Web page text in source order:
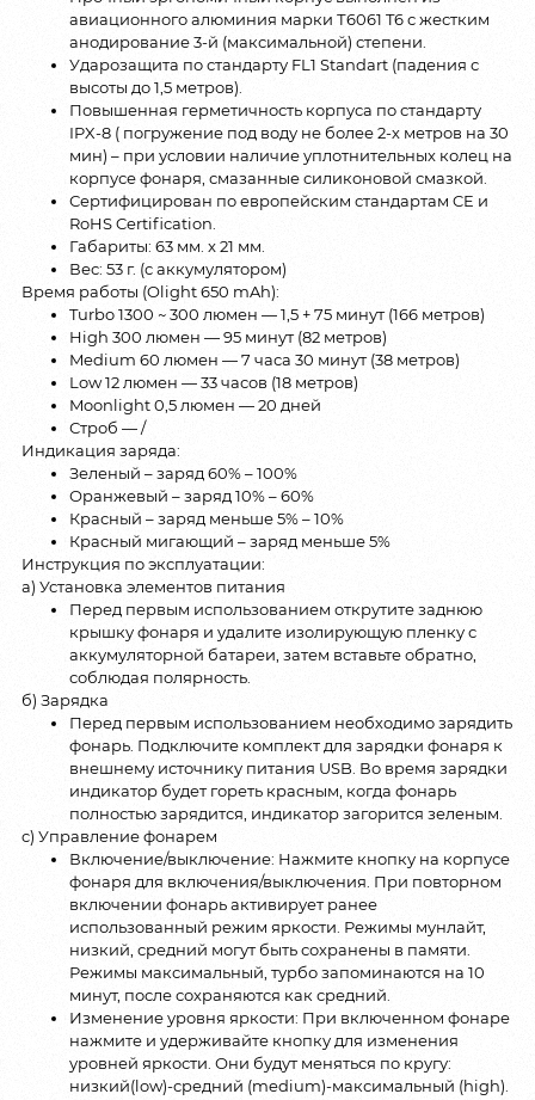
авиационного алюминия марки Т6061 T6 с жестким
анодирование 3-й (максимальной) степени.
Ударозащита по стандарту FL1 Standart (падения с
высоты до 1,5 метров).
Повышенная герметичность корпуса по стандарту
IPX-8 ( погружение под воду не более 2-х метров на 30
мин) – при условии наличие уплотнительных колец на
корпусе фонаря, смазанные силиконовой смазкой.
Сертифицирован по европейским стандартам CE и
RoHS Certification.
Габариты: 63 мм. x 21 мм.
Вес: 53 г. (с аккумулятором)
Время работы (Olight 650 mAh):
Turbo 1300 ~ 300 люмен — 1,5 + 75 минут (166 метров)
High 300 люмен — 95 минут (82 метров)
Medium 60 люмен — 7 часа 30 минут (38 метров)
Low 12 люмен — 33 часов (18 метров)
Moonlight 0,5 люмен — 20 дней
Строб — /
Индикация заряда:
Зеленый – заряд 60% – 100%
Оранжевый – заряд 10% – 60%
Красный – заряд меньше 5% – 10%
Красный мигающий – заряд меньше 5%
Инструкция по эксплуатации:
а) Установка элементов питания
Перед первым использованием открутите заднюю
крышку фонаря и удалите изолирующую пленку с
аккумуляторной батареи, затем вставьте обратно,
соблюдая полярность.
б) Зарядка
Перед первым использованием необходимо зарядить
фонарь. Подключите комплект для зарядки фонаря к
внешнему источнику питания USB. Во время зарядки
индикатор будет гореть красным, когда фонарь
полностью зарядится, индикатор загорится зеленым.
c) Управление фонарем
Включение/выключение: Нажмите кнопку на корпусе
фонаря для включения/выключения. При повторном
включении фонарь активирует ранее
использованный режим яркости. Режимы мунлайт,
низкий, средний могут быть сохранены в памяти.
Режимы максимальный, турбо запоминаются на 10
минут, после сохраняются как средний.
Изменение уровня яркости: При включенном фонаре
нажмите и удерживайте кнопку для изменения
уровней яркости. Они будут меняться по кругу:
низкий(low)-средний (medium)-максимальный (high).